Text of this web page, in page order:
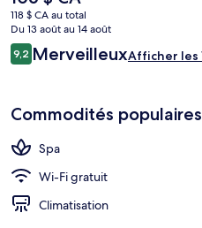
distance de marche : Station de
Station de métro Kujō, à 13 minutes.
prix
actuel
est
de 106 $ CA
118 $ CA au total
Du 13 août au 14 août
Avis
9,29,2 sur 10 –
MerveilleuxAfficher les
Commodités populaires
Spa
Wi-Fi gratuit
Climatisation